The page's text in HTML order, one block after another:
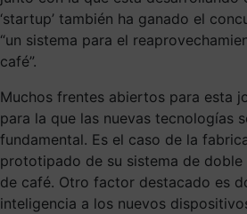
‘startup’ también ha ganado el
“un sistema para el
café”.
Muchos frentes abiertos para esta
para la que las nuevas tecnologías
fundamental. Es el caso de la
prototipado de su sistema de
de café. Otro factor destacado es
inteligencia a los nuevos